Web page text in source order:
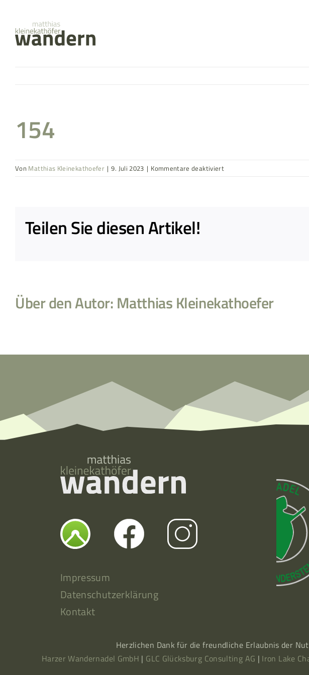
springen
Inhalt
springen
154
Von Matthias Kleinekathoefer | 9. Juli 2023 | Kommentare deaktiviertfür
Teilen Sie diesen Artikel!
Über den Autor:Matthias Kleinekathoefer
Impressum
Datenschutzerklärung
Kontakt
Herzlichen Dank für die freundliche Erlaubnis der
Harzer Wandernadel GmbH | GLC Glücksburg Consulting AG | Iron Lake